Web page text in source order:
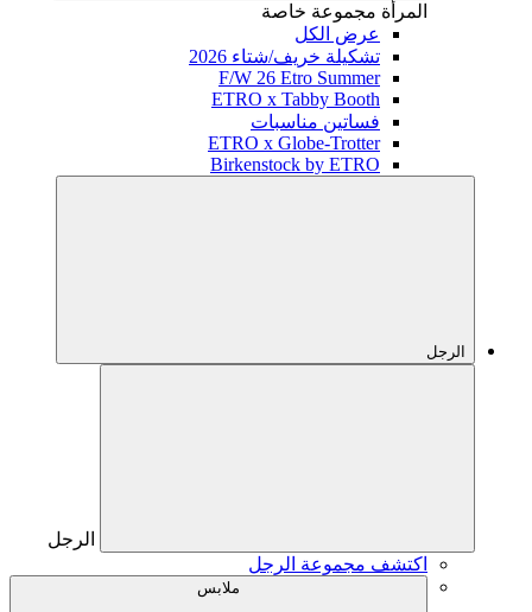
المرأة مجموعة خاصة
عرض الكل
تشكيلة خريف/شتاء 2026
F/W 26 Etro Summer
ETRO x Tabby Booth
فساتين مناسبات
ETRO x Globe-Trotter
Birkenstock by ETRO
الرجل
الرجل
اكتشف مجموعة الرجل
ملابس